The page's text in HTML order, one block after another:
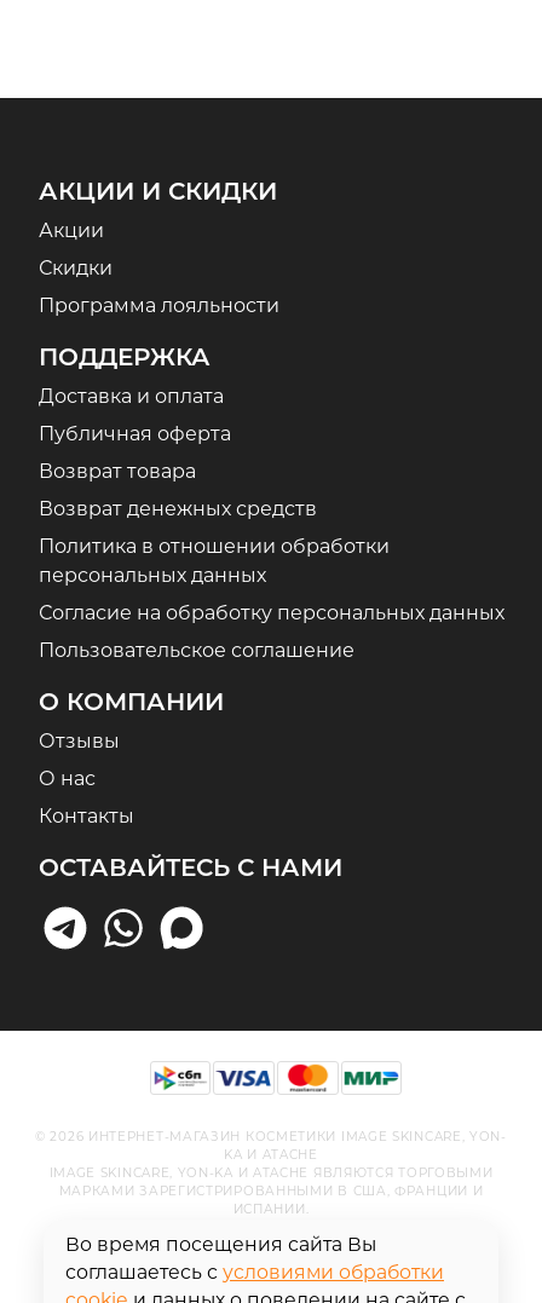
АКЦИИ И СКИДКИ
Акции
Скидки
Программа лояльности
ПОДДЕРЖКА
Доставка и оплата
Публичная оферта
Возврат товара
Возврат денежных средств
Политика в отношении обработки
персональных данных
Согласие на обработку персональных данных
Пользовательское соглашение
О КОМПАНИИ
Отзывы
О нас
Контакты
ОСТАВАЙТЕСЬ С НАМИ
© 2026 ИНТЕРНЕТ-МАГАЗИН КОСМЕТИКИ IMAGE SKINCARE, YON-
KA И ATACHE
IMAGE SKINCARE, YON-KA И ATACHE ЯВЛЯЮТСЯ ТОРГОВЫМИ
МАРКАМИ ЗАРЕГИСТРИРОВАННЫМИ В США, ФРАНЦИИ И
ИСПАНИИ.
Во время посещения сайта Вы
соглашаетесь с условиями обработки